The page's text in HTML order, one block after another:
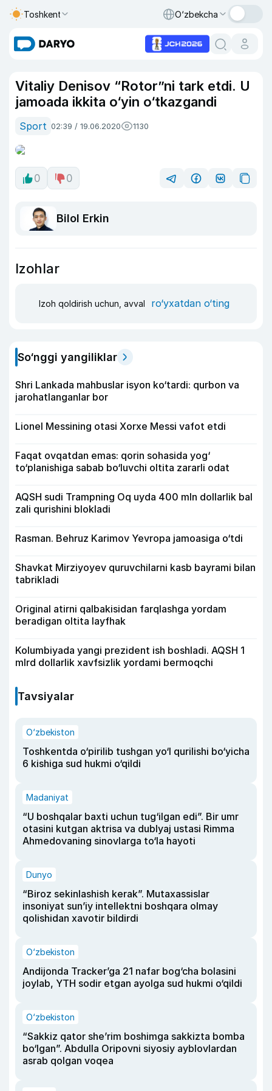
Toshkent O‘zbekcha
Vitaliy Denisov “Rotor”ni tark etdi. U
jamoada ikkita o‘yin o‘tkazgandi
Sport 02:39 / 19.06.2020 1130
0 0
Bilol Erkin
Izohlar
Izoh qoldirish uchun, avval ro‘yxatdan o‘ting
So‘nggi yangiliklar
Shri Lankada mahbuslar isyon ko‘tardi: qurbon va
jarohatlanganlar bor
Lionel Messining otasi Xorxe Messi vafot etdi
Faqat ovqatdan emas: qorin sohasida yog‘
to‘planishiga sabab bo‘luvchi oltita zararli odat
AQSH sudi Trampning Oq uyda 400 mln dollarlik bal
zali qurishini blokladi
Rasman. Behruz Karimov Yevropa jamoasiga o‘tdi
Shavkat Mirziyoyev quruvchilarni kasb bayrami bilan
tabrikladi
Original atirni qalbakisidan farqlashga yordam
beradigan oltita layfhak
Kolumbiyada yangi prezident ish boshladi. AQSH 1
mlrd dollarlik xavfsizlik yordami bermoqchi
Tavsiyalar
O‘zbekiston
Toshkentda o‘pirilib tushgan yo‘l qurilishi bo‘yicha
6 kishiga sud hukmi o‘qildi
Madaniyat
“U boshqalar baxti uchun tug‘ilgan edi”. Bir umr
otasini kutgan aktrisa va dublyaj ustasi Rimma
Ahmedovaning sinovlarga to‘la hayoti
Dunyo
“Biroz sekinlashish kerak”. Mutaxassislar
insoniyat sun’iy intellektni boshqara olmay
qolishidan xavotir bildirdi
O‘zbekiston
Andijonda Tracker’ga 21 nafar bog‘cha bolasini
joylab, YTH sodir etgan ayolga sud hukmi o‘qildi
O‘zbekiston
“Sakkiz qator she’rim boshimga sakkizta bomba
bo‘lgan”. Abdulla Oripovni siyosiy ayblovlardan
asrab qolgan voqea